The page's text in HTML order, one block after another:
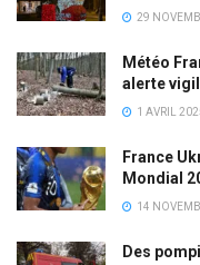
29
Météo
alerte
1 AVRIL
France
Mondial
14
Des